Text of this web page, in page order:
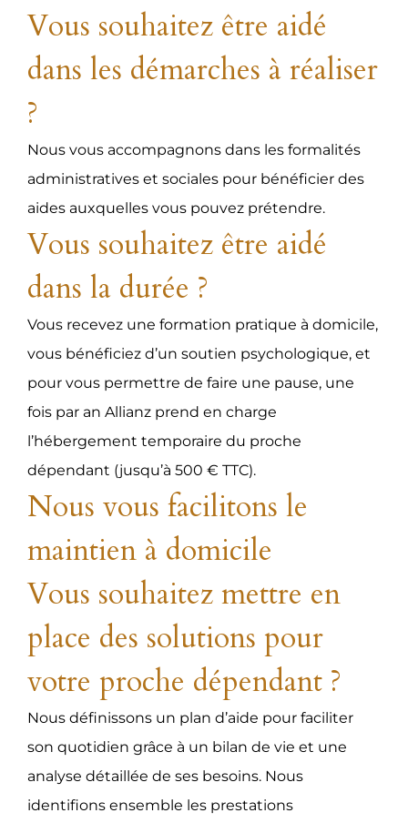
Vous souhaitez être aidé
dans les démarches à réaliser
?
Nous vous accompagnons dans les formalités
administratives et sociales pour bénéficier des
aides auxquelles vous pouvez prétendre.
Vous souhaitez être aidé
dans la durée ?
Vous recevez une formation pratique à domicile,
vous bénéficiez d’un soutien psychologique, et
pour vous permettre de faire une pause, une
fois par an Allianz prend en charge
l’hébergement temporaire du proche
dépendant (jusqu’à 500 € TTC).
Nous vous facilitons le
maintien à domicile
Vous souhaitez mettre en
place des solutions pour
votre proche dépendant ?
Nous définissons un plan d’aide pour faciliter
son quotidien grâce à un bilan de vie et une
analyse détaillée de ses besoins. Nous
identifions ensemble les prestations